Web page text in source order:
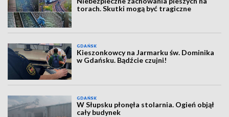
torach. Skutki mogą być tragiczne
GDAŃSK
Kieszonkowcy na Jarmarku św. Dominika
w Gdańsku. Bądźcie czujni!
GDAŃSK
W Słupsku płonęła stolarnia. Ogień objął
cały budynek